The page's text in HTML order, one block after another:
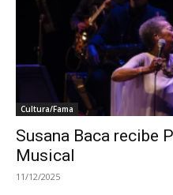
Cultura/Fama
Susana Baca recibe
Musical
11/12/2025